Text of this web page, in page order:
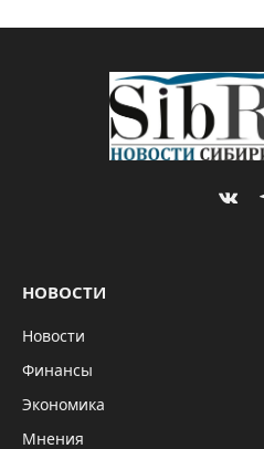
НОВОСТИ
Новости
Финансы
Экономика
Мнения